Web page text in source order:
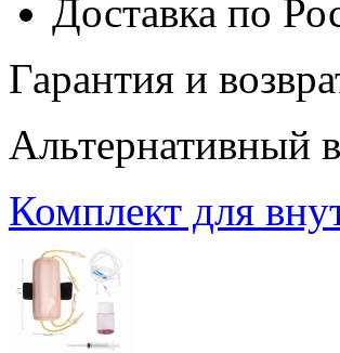
Доставка по
Гарантия и
Альтернативный
Комплект для